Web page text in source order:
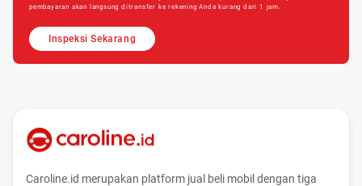
pembayaran akan langsung ditransfer ke rekening Anda kurang dari 1 jam.
Inspeksi Sekarang
Caroline.id merupakan platform jual beli mobil dengan tiga